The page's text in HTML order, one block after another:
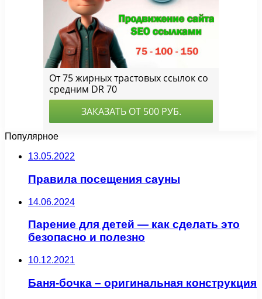
Популярное
13.05.2022
Правила посещения сауны
14.06.2024
Парение для детей — как сделать это
безопасно и полезно
10.12.2021
Баня-бочка – оригинальная конструкция